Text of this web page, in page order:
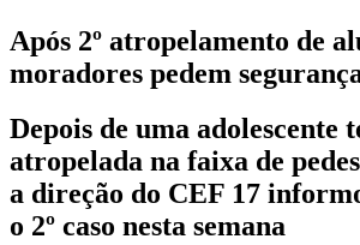
Após 2º atropelamento de
moradores pedem
Depois de uma adolescente
atropelada na faixa de
a direção do CEF 17
o 2º caso nesta semana